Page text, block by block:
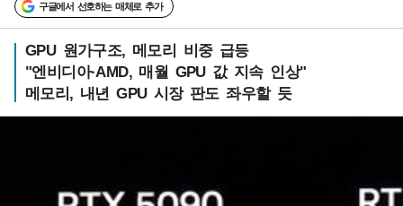
구글에서 선호하는 매체로 추가
GPU 원가구조, 메모리 비중 급등
"엔비디아·AMD, 매월 GPU 값 지속 인상"
메모리, 내년 GPU 시장 판도 좌우할 듯